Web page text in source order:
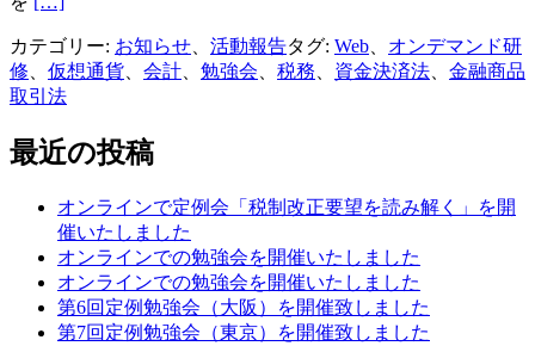
about
Web
オ
ン
デ
マ
ド
修
の
配
信
カテゴリー: お知らせ 活動報告タグ: Web
オンデマンド研
修
仮想通貨 会計 勉強会 税務 資金決済法
金融商品
取引法
最近の投稿
オンラインで定例会「税制改正要望を読み解く」を開
催いたしました
オンラインでの勉強会を開催いたしました
オンラインでの勉強会を開催いたしました
第6回定例勉強会（大阪）を開催致しました
第7回定例勉強会（東京）を開催致しました